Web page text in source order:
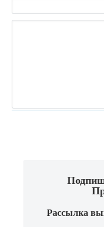
Рассылка